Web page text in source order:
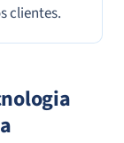
clientes.